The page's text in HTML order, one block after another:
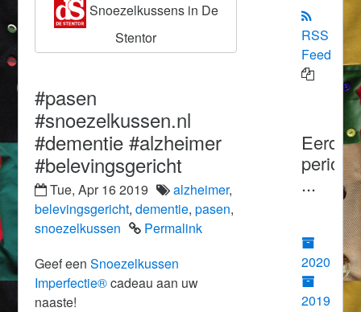
Snoezelkussens in De
Stentor
#pasen
#snoezelkussen.nl
#dementie #alzheimer
#belevingsgericht
Tue, Apr 16 2019 alzheimer,
belevingsgericht,dementie,pasen,
snoezelkussen
Permalink
Geef eenSnoezelkussen
Imperfectie®cadeau aan uw
naaste!
RSS
Feed
...
2020
2019